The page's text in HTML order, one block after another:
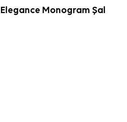
Monogram Şal